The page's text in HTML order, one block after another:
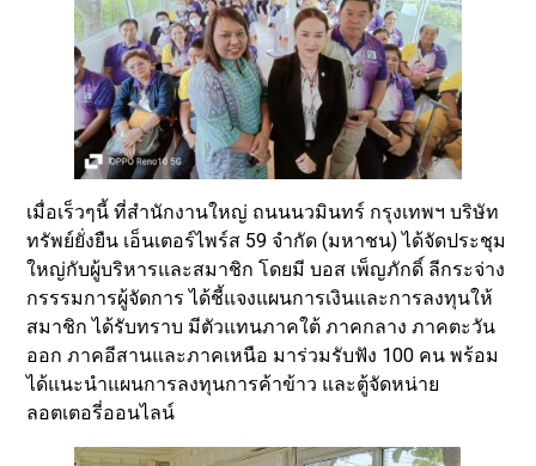
เมื่อเร็วๆนี้ ที่สำนักงานใหญ่ ถนนนวมินทร์ กรุงเทพฯ บริษัท
ทรัพย์ยั่งยืน เอ็นเตอร์ไพร์ส 59 จำกัด (มหาชน) ได้จัดประชุม
ใหญ่กับผู้บริหารและสมาชิก โดยมี บอส เพ็ญภักดิ์ ลีกระจ่าง
กรรรมการผู้จัดการ ได้ชี้แจงแผนการเงินและการลงทุนให้
สมาชิก ได้รับทราบ มีตัวแทนภาคใต้ ภาคกลาง ภาคตะวัน
ออก ภาคอีสานและภาคเหนือ มาร่วมรับฟัง 100 คน พร้อม
ได้แนะนำแผนการลงทุนการค้าข้าว และตู้จัดหน่าย
ลอตเตอรี่ออนไลน์